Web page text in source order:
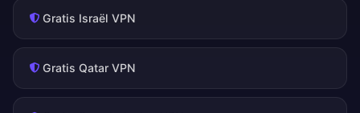
Gratis Israël VPN
Gratis Qatar VPN